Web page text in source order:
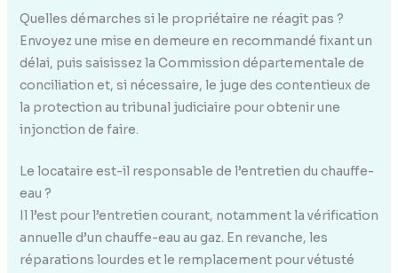
Quelles démarches si le propriétaire ne réagit pas ?
Envoyez une mise en demeure en recommandé fixant un
délai, puis saisissez la Commission départementale de
conciliation et, si nécessaire, le juge des contentieux de
la protection au tribunal judiciaire pour obtenir une
injonction de faire.
Le locataire est-il responsable de l’entretien du chauffe-
eau ?
Il l’est pour l’entretien courant, notamment la vérification
annuelle d’un chauffe-eau au gaz. En revanche, les
réparations lourdes et le remplacement pour vétusté